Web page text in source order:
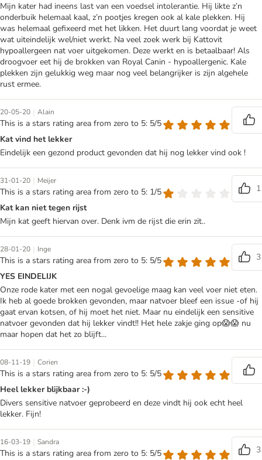
Mijn kater had ineens last van een voedsel intolerantie. Hij likte z’n
onderbuik helemaal kaal, z’n pootjes kregen ook al kale plekken. Hij
was helemaal gefixeerd met het likken. Het duurt lang voordat je weet
wat uiteindelijk wel/niet werkt. Na veel zoek werk bij Kattovit
hypoallergeen nat voer uitgekomen. Deze werkt en is betaalbaar! Als
droogvoer eet hij de brokken van Royal Canin - hypoallergenic. Kale
plekken zijn gelukkig weg maar nog veel belangrijker is zijn algehele
rust ermee.
20-05-20 | Alain
This is a stars rating area from zero to 5: 5/5
Kat vind het lekker
Eindelijk een gezond product gevonden dat hij nog lekker vind ook !
31-01-20 | Meijer
This is a stars rating area from zero to 5: 1/5
1
Kat kan niet tegen rijst
Mijn kat geeft hiervan over. Denk ivm de rijst die erin zit..
28-01-20 | Inge
This is a stars rating area from zero to 5: 5/5
3
YES EINDELIJK
Onze rode kater met een nogal gevoelige maag kan veel voer niet eten.
Ik heb al goede brokken gevonden, maar natvoer bleef een issue -of hij
gaat ervan kotsen, of hij moet het niet. Maar nu eindelijk een sensitive
natvoer gevonden dat hij lekker vindt!! Het hele zakje ging op😱😱 nu
maar hopen dat het zo blijft...
08-11-19 | Corien
This is a stars rating area from zero to 5: 5/5
Heel lekker blijkbaar :-)
Divers sensitive natvoer geprobeerd en deze vindt hij ook echt heel
lekker. Fijn!
16-03-19 | Sandra
This is a stars rating area from zero to 5: 5/5
3